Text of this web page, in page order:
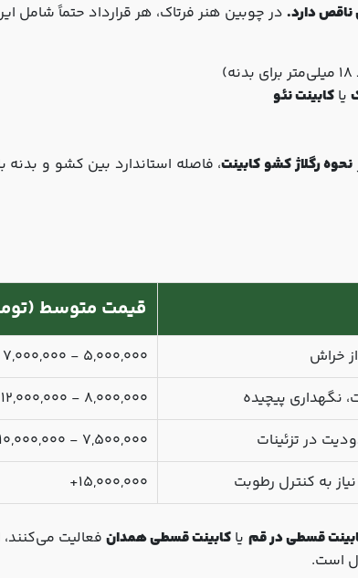
در چوبین هنر فرتاک، هر قرارداد حتماً شامل
یاکابینت نئو
نحوه رگلاژ کشو کابینت
قیمت متوسط
خراش
5,000,000 - 7,000,000
نگهداری پیچیده
8,000,000 - 12,000,000
در تزئینات
7,500,000 - 10,000,000
نیاز به کنترل رطوبت 15,000,000+
قسطی در قم یا کابینت قسطی همدانفعالیت می‌کنند،
است.